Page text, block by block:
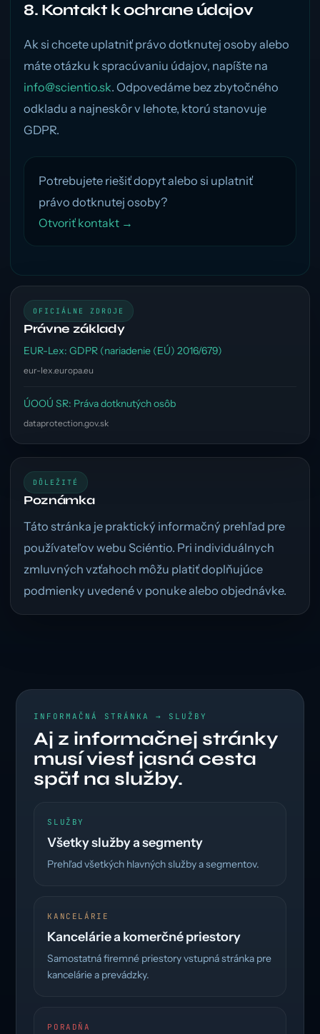
8. Kontakt k ochrane údajov
Ak si chcete uplatniť právo dotknutej osoby alebo
máte otázku k spracúvaniu údajov, napíšte na
info@scientio.sk. Odpovedáme bez zbytočného
odkladu a najneskôr v lehote, ktorú stanovuje
GDPR.
Potrebujete riešiť dopyt alebo si uplatniť
právo dotknutej osoby?
Otvoriť kontakt →
OFICIÁLNE ZDROJE
Právne základy
EUR-Lex: GDPR (nariadenie (EÚ) 2016/679)
eur-lex.europa.eu
ÚOOÚ SR: Práva dotknutých osôb
dataprotection.gov.sk
DÔLEŽITÉ
Poznámka
Táto stránka je praktický informačný prehľad pre
používateľov webu Sciéntio. Pri individuálnych
zmluvných vzťahoch môžu platiť doplňujúce
podmienky uvedené v ponuke alebo objednávke.
INFORMAČNÁ STRÁNKA → SLUŽBY
Aj z informačnej stránky
musí viesť jasná cesta
späť na služby.
SLUŽBY
Všetky služby a segmenty
Prehľad všetkých hlavných služby a segmentov.
KANCELÁRIE
Kancelárie a komerčné priestory
Samostatná firemné priestory vstupná stránka pre
kancelárie a prevádzky.
PORADŇA